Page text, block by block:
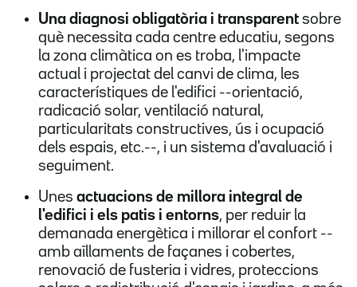
Una diagnosi obligatòria i transparent sobre
què necessita cada centre educatiu, segons
la zona climàtica on es troba, l'impacte
actual i projectat del canvi de clima, les
característiques de l'edifici --orientació,
radicació solar, ventilació natural,
particularitats constructives, ús i ocupació
dels espais, etc.--, i un sistema d'avaluació i
seguiment.
Unes actuacions de millora integral de
l'edifici i els patis i entorns, per reduir la
demanada energètica i millorar el confort --
amb aïllaments de façanes i cobertes,
renovació de fusteria i vidres, proteccions